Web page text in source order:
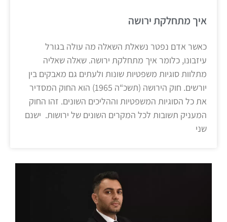
איך מתחלקת ירושה
כאשר אדם נפטר נשאלת השאלה מה עולה בגורל
עיזבונו, כלומר איך מתחלקת ירושה. שאלה שאליה
מתלוות סוגיות משפטיות שונות ולעתים גם מאבקים בין
יורשים. חוק הירושה (תשכ“ה 1965) הוא החוק המסדיר
את כל הסוגיות המשפטיות וההליכים השונים. זהו החוק
המעניק תשובות לכל המקרים השונים של ירושות. ישנם
שני